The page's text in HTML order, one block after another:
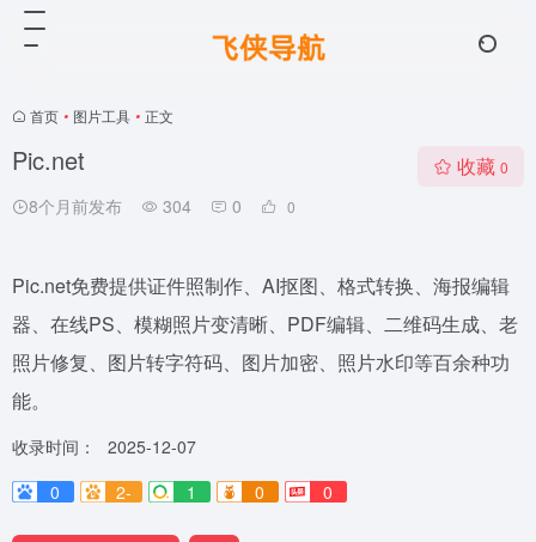
首页 • 图片工具 • 正文
Pic.net
8个月前发布 304 0 0
收藏 0
Pic.net免费提供证件照制作、AI抠图、格式转换、海报编辑
器、在线PS、模糊照片变清晰、PDF编辑、二维码生成、老
照片修复、图片转字符码、图片加密、照片水印等百余种功
能。
收录时间：
2025-12-07
0
2- 1 0 0